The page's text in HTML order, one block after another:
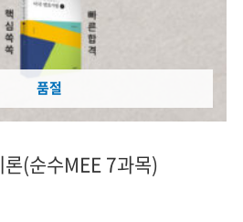
품절
(순수MEE 7과목)